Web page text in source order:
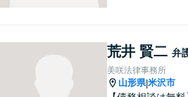
荒井 賢二 弁
美咲法律事務所
山形県|米沢市